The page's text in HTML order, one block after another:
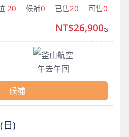
20 候補0 已售20 可售0
釜山航空
午去午回
NT$26,900起
候補
(日)